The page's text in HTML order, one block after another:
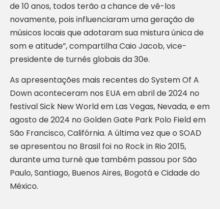
de 10 anos, todos terão a chance de vê-los
novamente, pois influenciaram uma geração de
músicos locais que adotaram sua mistura única de
som e atitude”, compartilha Caio Jacob, vice-
presidente de turnês globais da 30e.
As apresentações mais recentes do System Of A
Down aconteceram nos EUA em abril de 2024 no
festival Sick New World em Las Vegas, Nevada, e em
agosto de 2024 no Golden Gate Park Polo Field em
São Francisco, Califórnia. A última vez que o SOAD
se apresentou no Brasil foi no Rock in Rio 2015,
durante uma turnê que também passou por São
Paulo, Santiago, Buenos Aires, Bogotá e Cidade do
México.